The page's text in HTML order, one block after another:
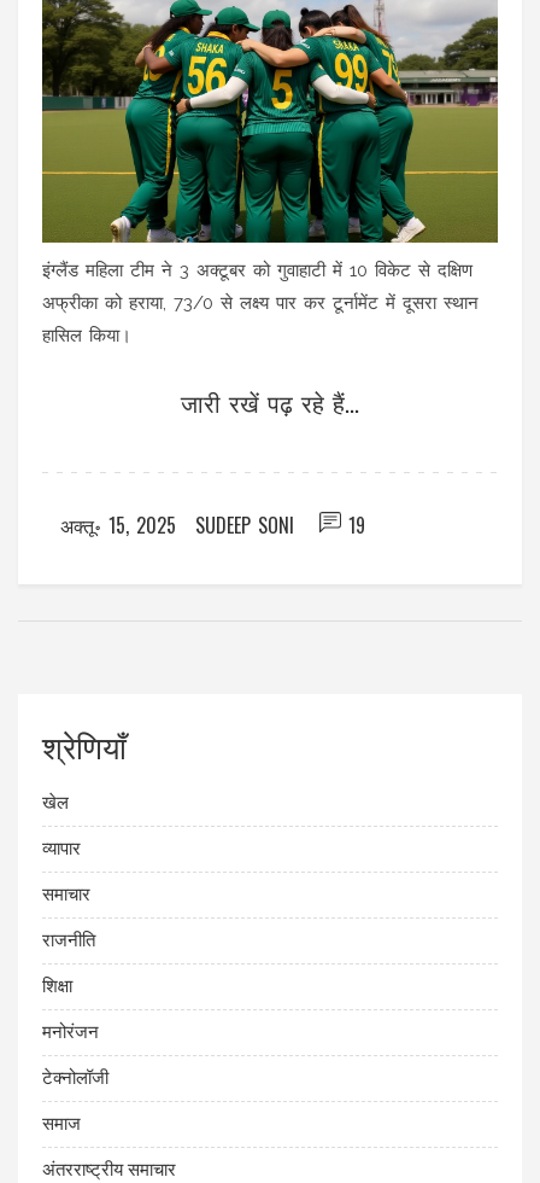
इंग्लैंड महिला टीम ने 3 अक्टूबर को गुवाहाटी में 10 विकेट से दक्षिण
अफ्रीका को हराया, 73/0 से लक्ष्य पार कर टूर्नामेंट में दूसरा स्थान
हासिल किया।
जारी रखें पढ़ रहे हैं...
अक्तू॰ 15, 2025 SUDEEP SONI 19
श्रेणियाँ
खेल
व्यापार
समाचार
राजनीति
शिक्षा
मनोरंजन
टेक्नोलॉजी
समाज
अंतरराष्ट्रीय समाचार